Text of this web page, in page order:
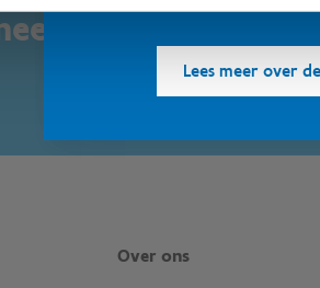
Lees meer over
Over ons